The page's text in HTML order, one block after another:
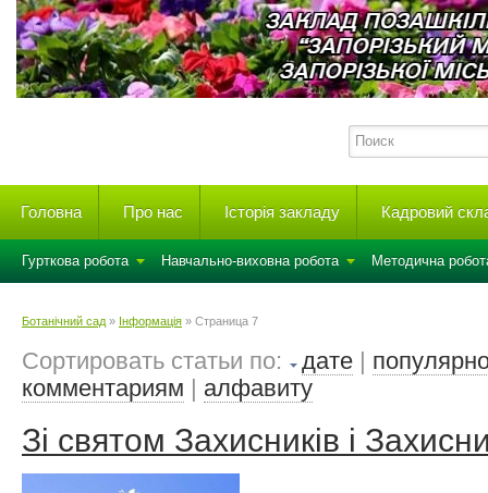
Головна Про нас Історія закладу Кадровий
Гурткова робота Навчально-виховна робота Методична
Ботанічний сад » Інформація » Страница 7
Сортировать статьи по: дате
комментариям
алфавиту
Зі святом Захисників і